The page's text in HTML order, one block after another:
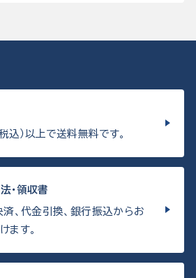
込）以上で送料無料です。
・領収書
済、代金引換、銀行振込からお
ます。